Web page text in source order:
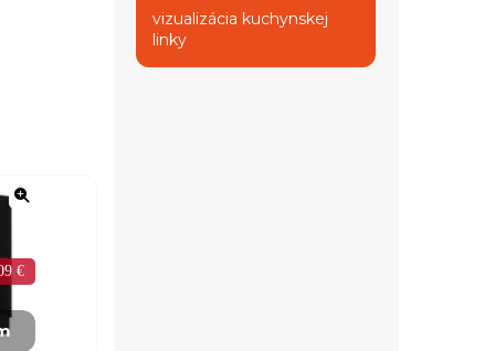
€
vizualizácia kuchynskej
linky